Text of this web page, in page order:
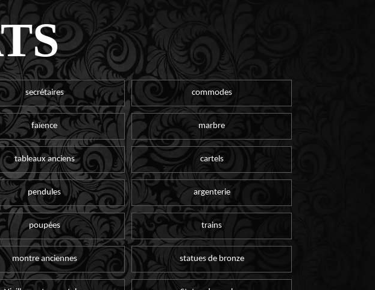
secrétaires commodes
faïence marbre
tableaux anciens cartels
pendules argenterie
poupées trains
montre anciennes statues de bronze